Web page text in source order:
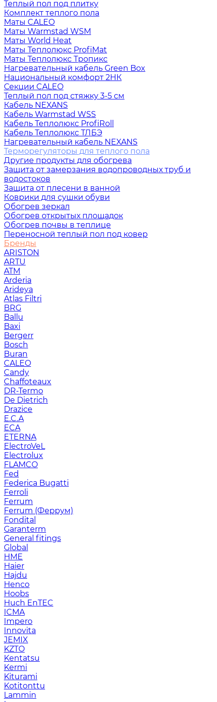
Теплый пол под плитку
Комплект теплого пола
Маты CALEO
Маты Warmstad WSM
Маты World Heat
Маты Теплолюкс ProfiMat
Маты Теплолюкс Тропикс
Нагревательный кабель Green Box
Национальный комфорт 2НК
Секции CALEO
Теплый пол под стяжку 3-5 см
Кабель NEXANS
Кабель Warmstad WSS
Кабель Теплолюкс ProfiRoll
Кабель Теплолюкс ТЛБЭ
Нагревательный кабель NEXANS
Терморегуляторы для теплого пола
Другие продукты для обогрева
Защита от замерзания водопроводных труб и
водостоков
Защита от плесени в ванной
Коврики для сушки обуви
Обогрев зеркал
Обогрев открытых площадок
Обогрев почвы в теплице
Переносной теплый пол под ковер
Бренды
ARISTON
ARTU
ATM
Arderia
Arideya
Atlas Filtri
BRG
Ballu
Baxi
Bergerr
Bosch
Buran
CALEO
Candy
Chaffoteaux
DR-Termo
De Dietrich
Drazice
E.C.A
ECA
ETERNA
ElectroVeL
Electrolux
FLAMCO
Fed
Federica Bugatti
Ferroli
Ferrum
Ferrum (Феррум)
Fondital
Garanterm
General fitings
Global
HME
Haier
Hajdu
Henco
Hoobs
Huch EnTEC
ICMA
Impero
Innovita
JEMIX
KZTO
Kentatsu
Kermi
Kiturami
Kotitonttu
Lammin